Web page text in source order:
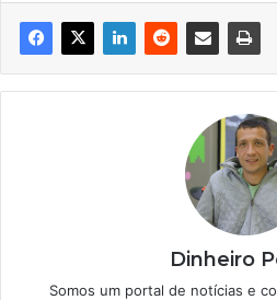
Dinheiro
Somos um portal de notícias e